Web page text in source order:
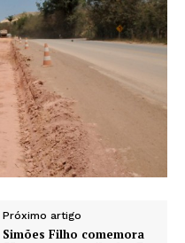
Próximo artigo
Simões Filho comemora